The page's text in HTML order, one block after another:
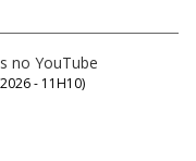
no YouTube
- 11H10)